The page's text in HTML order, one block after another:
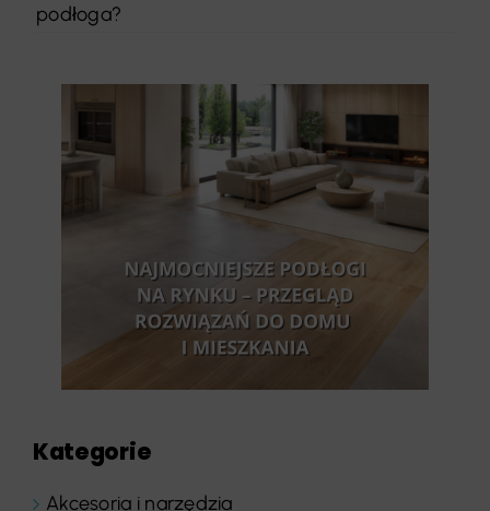
podłoga?
Kategorie
Akcesoria i narzędzia